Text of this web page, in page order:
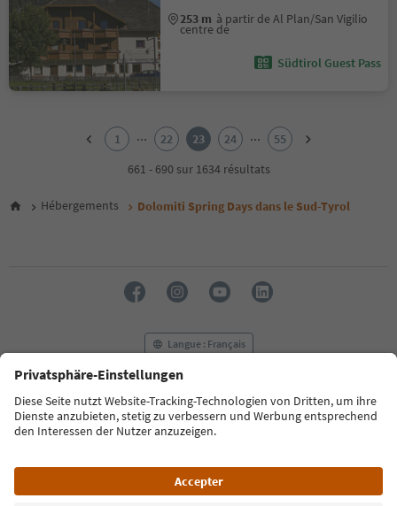
253 m à partir de Al Plan/San Vigilio
centre de
Südtirol Guest Pass
6
16
17
18
19
21
1 ... 22 23 24 ...
55
661 - 690 sur 1634 résultats
Hébergements Dolomiti Spring Days dans le Sud-Tyrol
Langue : Français
FAQ Contactez-nous Presse
MICE
Politique de confidentialité
Conditions générales
Empreinte
Déclaration d’accessibilité South Tyrol B2B